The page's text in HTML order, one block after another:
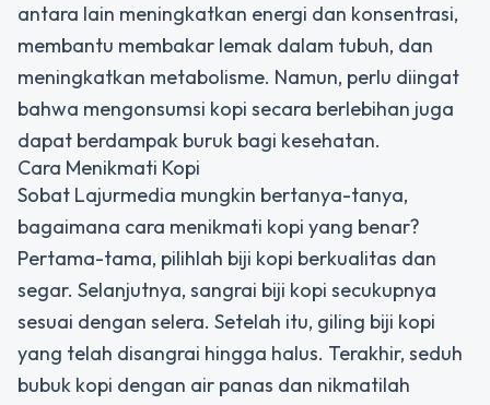
antara lain meningkatkan energi dan konsentrasi,
membantu membakar lemak dalam tubuh, dan
meningkatkan metabolisme. Namun, perlu diingat
bahwa mengonsumsi kopi secara berlebihan juga
dapat berdampak buruk bagi kesehatan.
Cara Menikmati Kopi
Sobat Lajurmedia mungkin bertanya-tanya,
bagaimana cara menikmati kopi yang benar?
Pertama-tama, pilihlah biji kopi berkualitas dan
segar. Selanjutnya, sangrai biji kopi secukupnya
sesuai dengan selera. Setelah itu, giling biji kopi
yang telah disangrai hingga halus. Terakhir, seduh
bubuk kopi dengan air panas dan nikmatilah